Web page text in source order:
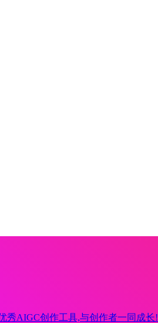
秀AIGC创作工具,与创作者一同成长!